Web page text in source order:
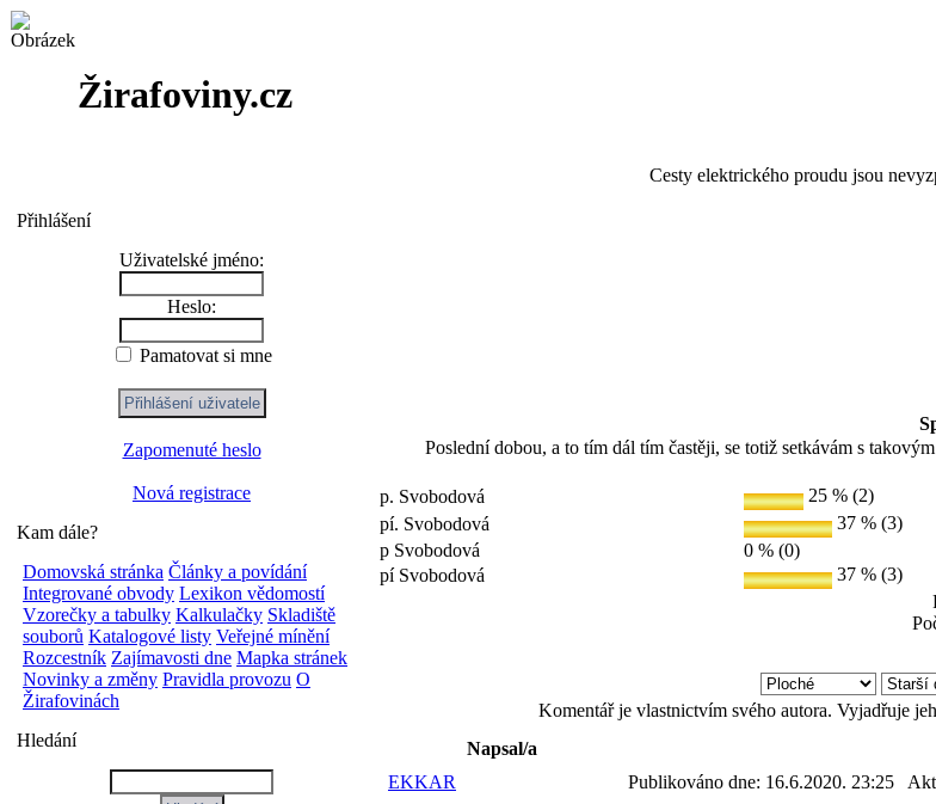
Žirafoviny.cz
Cesty elektrického proudu jsou
Přihlášení
Uživatelské jméno:
Heslo:
Pamatovat si mne
Zapomenuté heslo
Nová registrace
Kam dále?
Domovská stránka Články a povídání
Integrované obvody Lexikon vědomostí
Vzorečky a tabulky Kalkulačky Skladiště
souborů Katalogové listy Veřejné mínění
Rozcestník Zajímavosti dne Mapka stránek
Novinky a změny Pravidla provozu O
Žirafovinách
Hledání
Poslední dobou, a to tím dál tím častěji, se totiž setkávám s
p. Svobodová
25 % (2)
pí. Svobodová
37 % (3)
p Svobodová
0 % (0)
pí Svobodová
37 % (3)
Komentář je vlastnictvím svého autora. Vyjadřuje
Napsal/a
EKKAR
Publikováno dne: 16.6.2020. 23:25